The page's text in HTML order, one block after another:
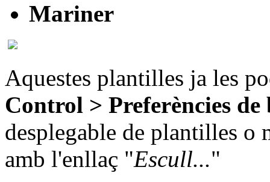
Mariner
Aquestes plantilles ja les
Control > Preferències
desplegable de plantilles o
amb l'enllaç "Escull..."